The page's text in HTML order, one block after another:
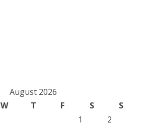
August 2026
W T F S
S
1
2